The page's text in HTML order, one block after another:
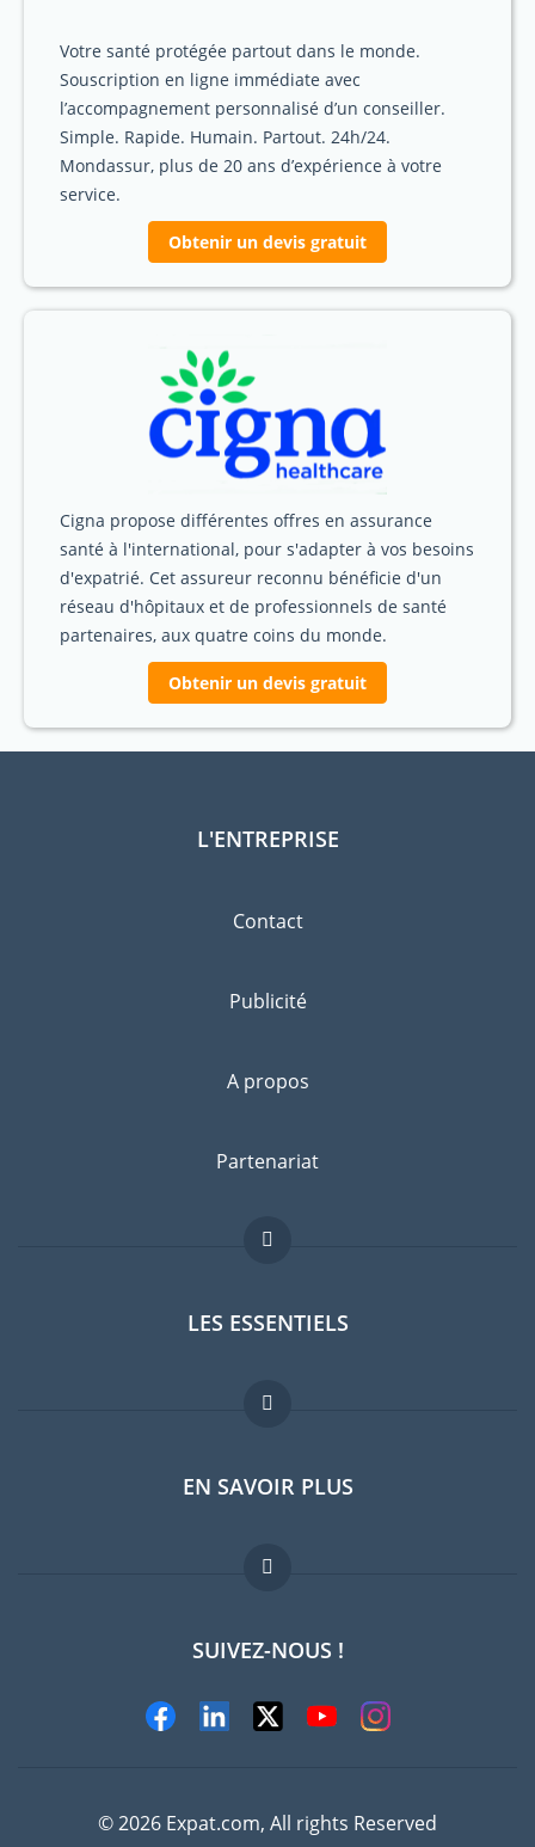
Votre santé protégée partout dans le monde.
Souscription en ligne immédiate avec
l’accompagnement personnalisé d’un conseiller.
Simple. Rapide. Humain. Partout. 24h/24.
Mondassur, plus de 20 ans d’expérience à votre
service.
Obtenir un devis gratuit
Cigna propose différentes offres en assurance
santé à l'international, pour s'adapter à vos besoins
d'expatrié. Cet assureur reconnu bénéficie d'un
réseau d'hôpitaux et de professionnels de santé
partenaires, aux quatre coins du monde.
Obtenir un devis gratuit
L'ENTREPRISE
Contact
Publicité
A propos
Partenariat
LES ESSENTIELS
Forum expatriés
Guides pays
Offres d'emploi
EN SAVOIR PLUS
FAQ
Experts
SUIVEZ-NOUS !
© 2026 Expat.com, All rights Reserved